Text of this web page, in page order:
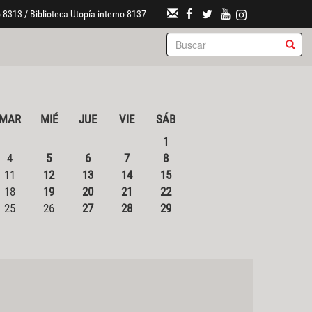
/ Biblioteca Utopía interno 8137
MIÉ JUE VIE
SÁB
1
4
5 6 7
8
11
12 13 14
15
18
19 20 21
22
25
26 27 28 29